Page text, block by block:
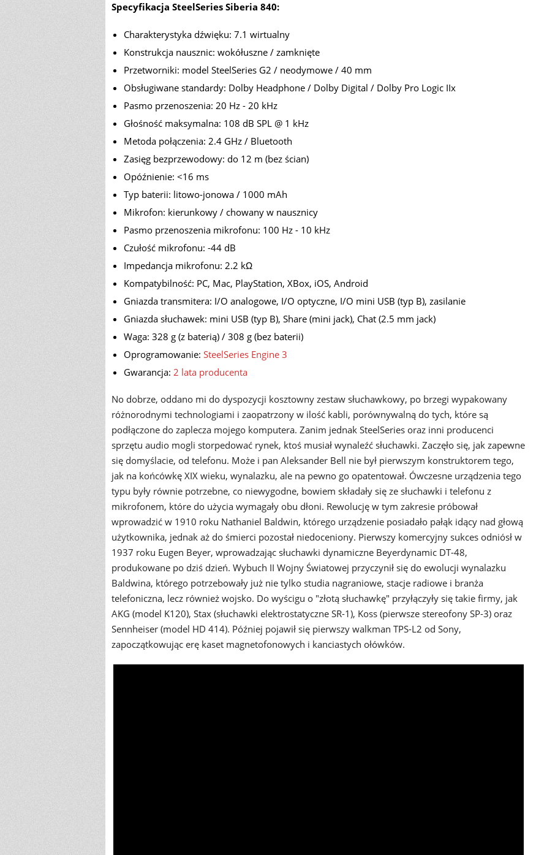
Specyfikacja SteelSeries Siberia 840:
Charakterystyka dźwięku: 7.1 wirtualny
Konstrukcja nausznic: wokółuszne / zamknięte
Przetworniki: model SteelSeries G2 / neodymowe / 40 mm
Obsługiwane standardy: Dolby Headphone / Dolby Digital / Dolby Pro Logic IIx
Pasmo przenoszenia: 20 Hz - 20 kHz
Głośność maksymalna: 108 dB SPL @ 1 kHz
Metoda połączenia: 2.4 GHz / Bluetooth
Zasięg bezprzewodowy: do 12 m (bez ścian)
Opóźnienie: <16 ms
Typ baterii: litowo-jonowa / 1000 mAh
Mikrofon: kierunkowy / chowany w nausznicy
Pasmo przenoszenia mikrofonu: 100 Hz - 10 kHz
Czułość mikrofonu: -44 dB
Impedancja mikrofonu: 2.2 kΩ
Kompatybilność: PC, Mac, PlayStation, XBox, iOS, Android
Gniazda transmitera: I/O analogowe, I/O optyczne, I/O mini USB (typ B), zasilanie
Gniazda słuchawek: mini USB (typ B), Share (mini jack), Chat (2.5 mm jack)
Waga: 328 g (z baterią) / 308 g (bez baterii)
Oprogramowanie: SteelSeries Engine 3
Gwarancja: 2 lata producenta
No dobrze, oddano mi do dyspozycji kosztowny zestaw słuchawkowy, po brzegi wypakowany
różnorodnymi technologiami i zaopatrzony w ilość kabli, porównywalną do tych, które są
podłączone do zaplecza mojego komputera. Zanim jednak SteelSeries oraz inni producenci
sprzętu audio mogli storpedować rynek, ktoś musiał wynaleźć słuchawki. Zaczęło się, jak zapewne
się domyślacie, od telefonu. Może i pan Aleksander Bell nie był pierwszym konstruktorem tego,
jak na końcówkę XIX wieku, wynalazku, ale na pewno go opatentował. Ówczesne urządzenia tego
typu były równie potrzebne, co niewygodne, bowiem składały się ze słuchawki i telefonu z
mikrofonem, które do użycia wymagały obu dłoni. Rewolucję w tym zakresie próbował
wprowadzić w 1910 roku Nathaniel Baldwin, którego urządzenie posiadało pałąk idący nad głową
użytkownika, jednak aż do śmierci pozostał niedoceniony. Pierwszy komercyjny sukces odniósł w
1937 roku Eugen Beyer, wprowadzając słuchawki dynamiczne Beyerdynamic DT-48,
produkowane po dziś dzień. Wybuch II Wojny Światowej przyczynił się do ewolucji wynalazku
Baldwina, którego potrzebowały już nie tylko studia nagraniowe, stacje radiowe i branża
telefoniczna, lecz również wojsko. Do wyścigu o "złotą słuchawkę" przyłączyły się takie firmy, jak
AKG (model K120), Stax (słuchawki elektrostatyczne SR-1), Koss (pierwsze stereofony SP-3) oraz
Sennheiser (model HD 414). Później pojawił się pierwszy walkman TPS-L2 od Sony,
zapoczątkowując erę kaset magnetofonowych i kanciastych ołówków.